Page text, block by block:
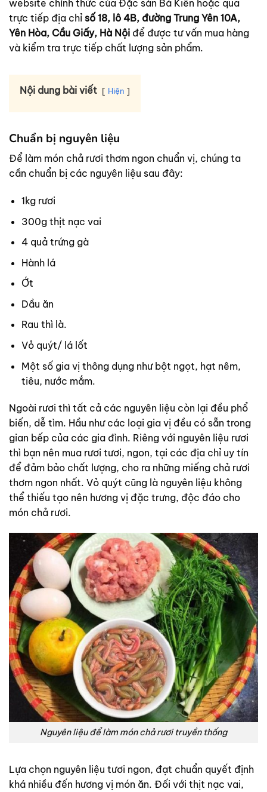
website chính thức của Đặc sản Bá Kiến hoặc qua
trực tiếp địa chỉ số 18, lô 4B, đường Trung Yên 10A,
Yên Hòa, Cầu Giấy, Hà Nội để được tư vấn mua hàng
và kiểm tra trực tiếp chất lượng sản phẩm.
Nội dung bài viết Hiện
Chuẩn bị nguyên liệu
Để làm món chả rươi thơm ngon chuẩn vị, chúng ta
cần chuẩn bị các nguyên liệu sau đây:
1kg rươi
300g thịt nạc vai
4 quả trứng gà
Hành lá
Ớt
Dầu ăn
Rau thì là.
Vỏ quýt/ lá lốt
Một số gia vị thông dụng như bột ngọt, hạt nêm,
tiêu, nước mắm.
Ngoài rươi thì tất cả các nguyên liệu còn lại đều phổ
biến, dễ tìm. Hầu như các loại gia vị đều có sẵn trong
gian bếp của các gia đình. Riêng với nguyên liệu rươi
thì bạn nên mua rươi tươi, ngon, tại các địa chỉ uy tín
để đảm bảo chất lượng, cho ra những miếng chả rươi
thơm ngon nhất. Vỏ quýt cũng là nguyên liệu không
thể thiếu tạo nên hương vị đặc trưng, độc đáo cho
món chả rươi.
Nguyên liệu để làm món chả rươi truyền thống
Lựa chọn nguyên liệu tươi ngon, đạt chuẩn quyết định
khá nhiều đến hương vị món ăn. Đối với thịt nạc vai,